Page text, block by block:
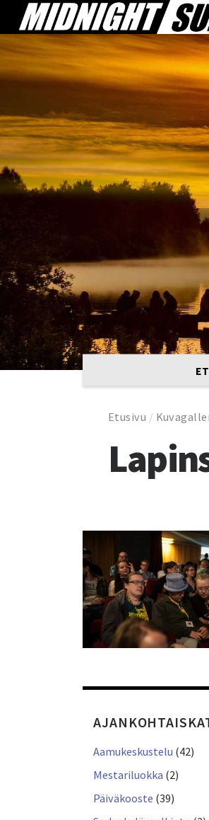
Etusivu /
Aamukeskustelu (42)
Mestariluokka (2)
Päiväkooste (39)